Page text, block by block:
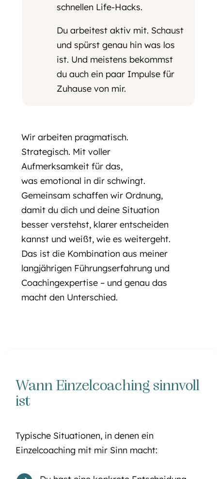
schnellen Life-Hacks.
Du arbeitest aktiv mit. Schaust
und spürst genau hin was los
ist. Und meistens bekommst
du auch ein paar Impulse für
Zuhause von mir.
Wir arbeiten pragmatisch.
Strategisch. Mit voller
Aufmerksamkeit für das,
was emotional in dir schwingt.
Gemeinsam schaffen wir Ordnung,
damit du dich und deine Situation
besser verstehst, klarer entscheiden
kannst und weißt, wie es weitergeht.
Das ist die Kombination aus meiner
langjährigen Führungserfahrung und
Coachingexpertise – und genau das
macht den Unterschied.
Wann Einzelcoaching sinnvoll
ist
Typische Situationen, in denen ein
Einzelcoaching mit mir Sinn macht: